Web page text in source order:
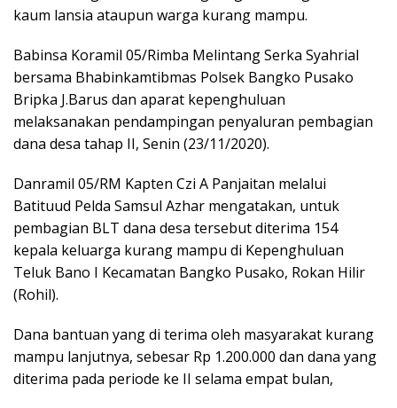
kaum lansia ataupun warga kurang mampu.
Babinsa Koramil 05/Rimba Melintang Serka Syahrial
bersama Bhabinkamtibmas Polsek Bangko Pusako
Bripka J.Barus dan aparat kepenghuluan
melaksanakan pendampingan penyaluran pembagian
dana desa tahap II, Senin (23/11/2020).
Danramil 05/RM Kapten Czi A Panjaitan melalui
Batituud Pelda Samsul Azhar mengatakan, untuk
pembagian BLT dana desa tersebut diterima 154
kepala keluarga kurang mampu di Kepenghuluan
Teluk Bano I Kecamatan Bangko Pusako, Rokan Hilir
(Rohil).
Dana bantuan yang di terima oleh masyarakat kurang
mampu lanjutnya, sebesar Rp 1.200.000 dan dana yang
diterima pada periode ke II selama empat bulan,